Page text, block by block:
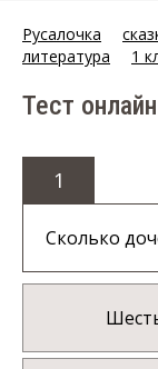
Русалочка
литература
1
Тест
1
Сколько